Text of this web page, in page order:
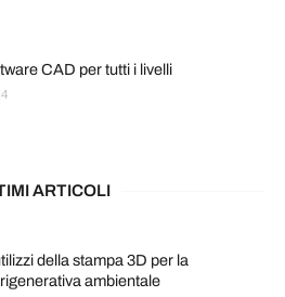
CAD per tutti i livelli
ARTICOLI
della stampa 3D per la
ambientale